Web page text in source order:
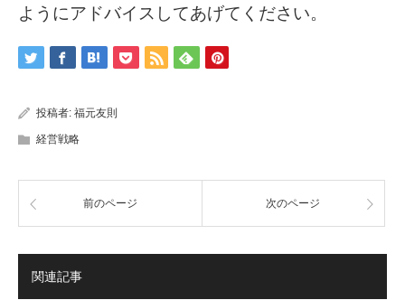
ようにアドバイスしてあげてください。
投稿者: 福元友則
経営戦略
前のページ 次のページ
関連記事